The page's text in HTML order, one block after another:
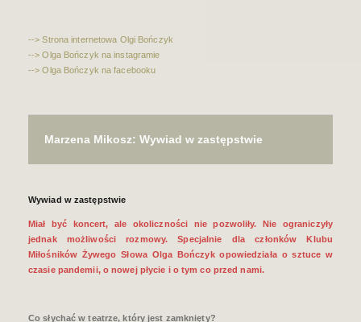
--> Strona internetowa Olgi Bończyk
--> Olga Bończyk na instagramie
--> Olga Bończyk na facebooku
Marzena Mikosz: Wywiad w zastępstwie
Wywiad w zastępstwie
Miał być koncert, ale okoliczności nie pozwoliły. Nie ograniczyły
jednak możliwości rozmowy. Specjalnie dla członków Klubu
Miłośników Żywego Słowa Olga Bończyk opowiedziała o sztuce w
czasie pandemii, o nowej płycie i o tym co przed nami.
Co słychać w teatrze, który jest zamknięty?